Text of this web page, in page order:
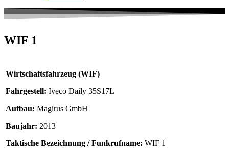
WIF 1
Wirtschaftsfahrzeug (WIF)
Fahrgestell: Iveco Daily 35S17L
Aufbau: Magirus GmbH
Baujahr: 2013
Taktische Bezeichnung / Funkrufname: WIF 1